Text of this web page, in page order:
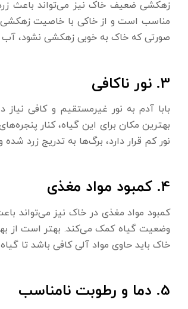
زهکشی ضعیف خاک نیز می‌تواند باعث
مناسب است و از خاکی با خاصیت زهکشی
صورتی که خاک به خوبی زهکشی نشود، آب
3. نور ناکافی
بابا آدم به نور غیرمستقیم و کافی
بهترین مکان برای این گیاه، کنار
نور کم قرار دارد، برگ‌ها به تدریج زرد
4. کمبود مواد مغذی
وضعیت گیاه کمک می‌کند. بهتر است از
خاک باید حاوی مواد آلی کافی باشد تا
5. دما و رطوبت نامناسب